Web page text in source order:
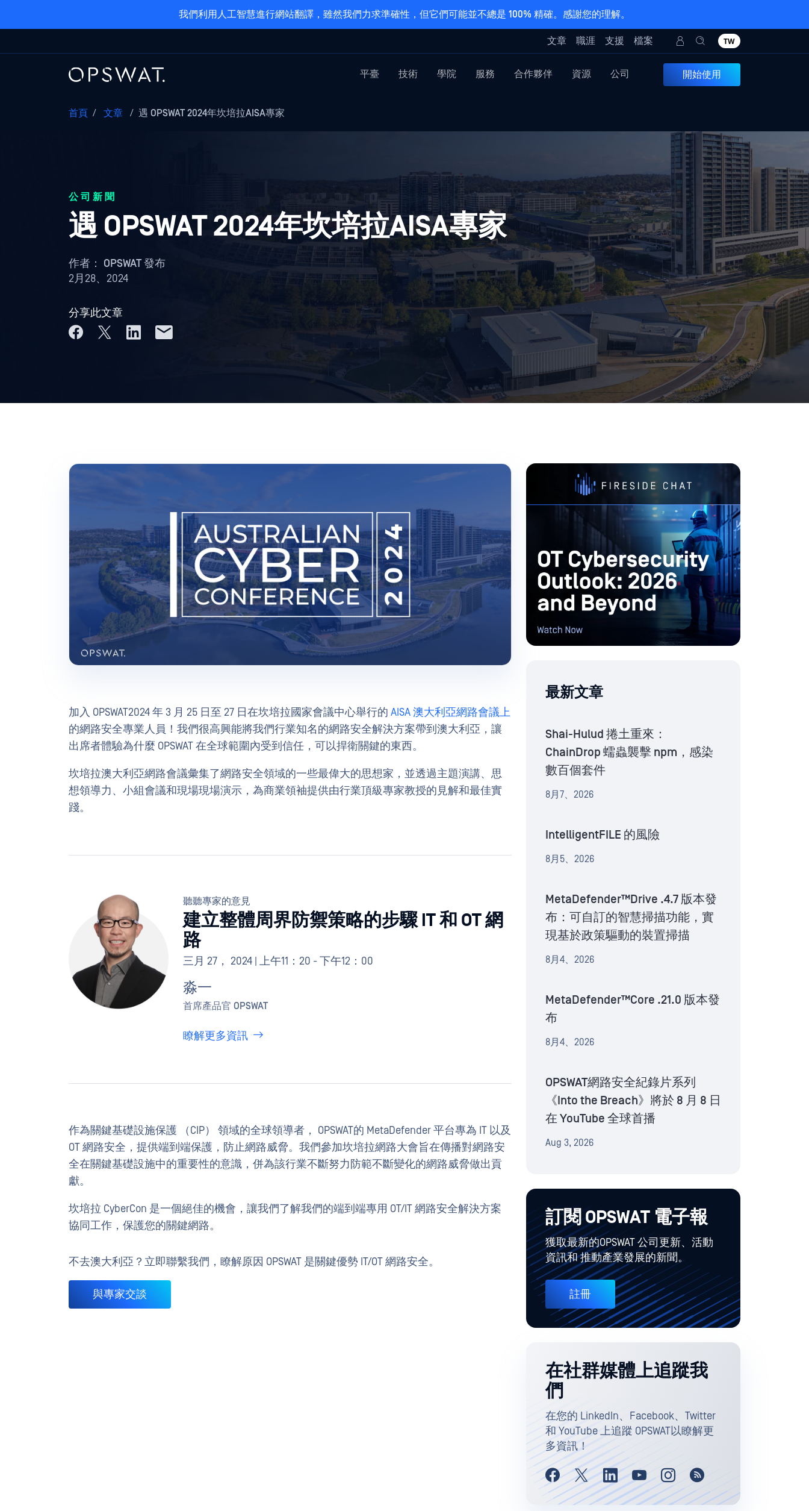
我們利用人工智慧進行網站翻譯，雖然我們力求準確性，但它們可能並不總是 100% 精確。感謝您的理解。
文章 職涯 支援 檔案 TW
平臺 技術 學院 服務 合作夥伴 資源 公司 開始使用
首頁 / 文章 / 遇 OPSWAT 2024年坎培拉AISA專家
公司新聞
遇 OPSWAT 2024年坎培拉AISA專家
作者： OPSWAT 發布
2月28、2024
分享此文章
加入 OPSWAT2024 年 3 月 25 日至 27 日在坎培拉國家會議中心舉行的 AISA 澳大利亞網路會議上
的網路安全專業人員！我們很高興能將我們行業知名的網路安全解決方案帶到澳大利亞，讓
出席者體驗為什麼 OPSWAT 在全球範圍內受到信任，可以捍衛關鍵的東西。
坎培拉澳大利亞網路會議彙集了網路安全領域的一些最偉大的思想家，並透過主題演講、思
想領導力、小組會議和現場現場演示，為商業領袖提供由行業頂級專家教授的見解和最佳實
踐。
聽聽專家的意見
建立整體周界防禦策略的步驟 IT 和 OT 網
路
三月 27， 2024 | 上午11：20 - 下午12：00
淼一
首席產品官 OPSWAT
瞭解更多資訊
作為關鍵基礎設施保護 （CIP） 領域的全球領導者， OPSWAT的 MetaDefender 平台專為 IT 以及
OT 網路安全，提供端到端保護，防止網路威脅。我們參加坎培拉網路大會旨在傳播對網路安
全在關鍵基礎設施中的重要性的意識，併為該行業不斷努力防範不斷變化的網路威脅做出貢
獻。
坎培拉 CyberCon 是一個絕佳的機會，讓我們了解我們的端到端專用 OT/IT 網路安全解決方案
協同工作，保護您的關鍵網路。
不去澳大利亞？立即聯繫我們，瞭解原因 OPSWAT 是關鍵優勢 IT/OT 網路安全。
與專家交談
最新文章
Shai-Hulud 捲土重來：
ChainDrop 蠕蟲襲擊 npm，感染
數百個套件
8月7、2026
IntelligentFILE 的風險
8月5、2026
MetaDefender™Drive .4.7 版本發
布：可自訂的智慧掃描功能，實
現基於政策驅動的裝置掃描
8月4、2026
MetaDefender™Core .21.0 版本發
布
8月4、2026
OPSWAT網路安全紀錄片系列
《Into the Breach》將於 8 月 8 日
在 YouTube 全球首播
Aug 3, 2026
訂閱 OPSWAT 電子報
獲取最新的OPSWAT 公司更新、活動
資訊和 推動產業發展的新聞。
註冊
在社群媒體上追蹤我
們
在您的 LinkedIn、Facebook、Twitter
和 YouTube 上追蹤 OPSWAT以瞭解更
多資訊！